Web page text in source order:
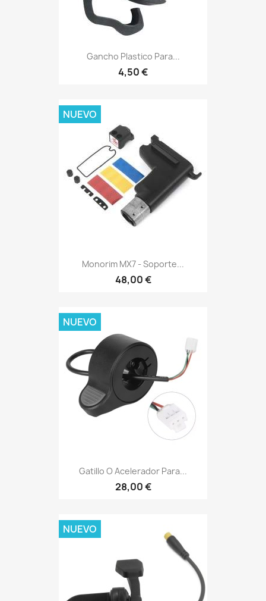
Gancho Plastico Para...
4,50 €
Monorim MX7 - Soporte...
48,00 €
NUEVO
Gatillo O Acelerador Para...
28,00 €
NUEVO
NUEVO